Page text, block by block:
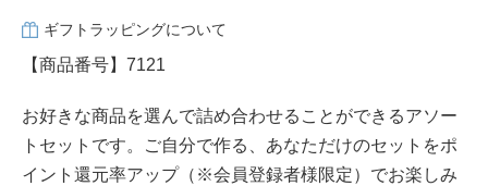
ギフトラッピングについて
【商品番号】7121
お好きな商品を選んで詰め合わせることができるアソー
トセットです。ご自分で作る、あなただけのセットをポ
イント還元率アップ（※会員登録者様限定）でお楽しみ